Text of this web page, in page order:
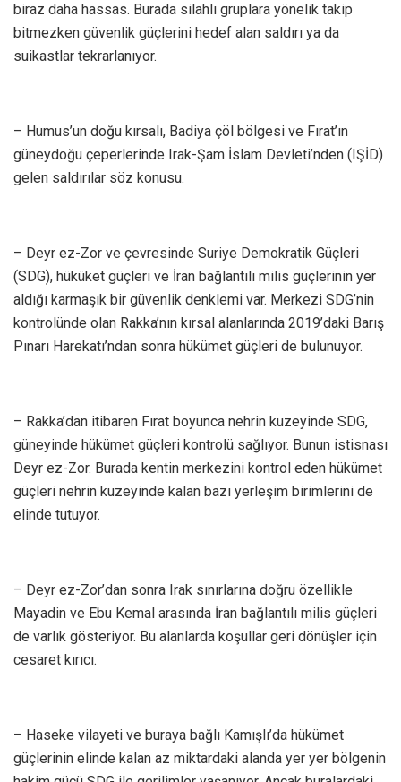
biraz daha hassas. Burada silahlı gruplara yönelik takip
bitmezken güvenlik güçlerini hedef alan saldırı ya da
suikastlar tekrarlanıyor.
– Humus’un doğu kırsalı, Badiya çöl bölgesi ve Fırat’ın
güneydoğu çeperlerinde Irak-Şam İslam Devleti’nden (IŞİD)
gelen saldırılar söz konusu.
– Deyr ez-Zor ve çevresinde Suriye Demokratik Güçleri
(SDG), hüküket güçleri ve İran bağlantılı milis güçlerinin yer
aldığı karmaşık bir güvenlik denklemi var. Merkezi SDG’nin
kontrolünde olan Rakka’nın kırsal alanlarında 2019’daki Barış
Pınarı Harekatı’ndan sonra hükümet güçleri de bulunuyor.
– Rakka’dan itibaren Fırat boyunca nehrin kuzeyinde SDG,
güneyinde hükümet güçleri kontrolü sağlıyor. Bunun istisnası
Deyr ez-Zor. Burada kentin merkezini kontrol eden hükümet
güçleri nehrin kuzeyinde kalan bazı yerleşim birimlerini de
elinde tutuyor.
– Deyr ez-Zor’dan sonra Irak sınırlarına doğru özellikle
Mayadin ve Ebu Kemal arasında İran bağlantılı milis güçleri
de varlık gösteriyor. Bu alanlarda koşullar geri dönüşler için
cesaret kırıcı.
– Haseke vilayeti ve buraya bağlı Kamışlı’da hükümet
güçlerinin elinde kalan az miktardaki alanda yer yer bölgenin